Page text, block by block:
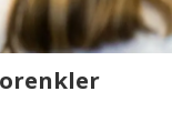
AI. Slik